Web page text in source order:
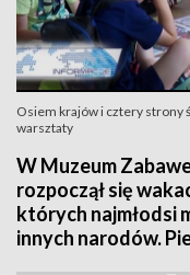
Osiem krajów i cztery strony
warsztaty
W Muzeum
rozpoczął się
których najmłodsi
innych narodów.